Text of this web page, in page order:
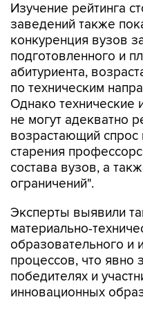
Изучение рейтинга
заведений также
конкуренция вузов
подготовленного и
абитуриента,
по техническим
Однако технические
не могут адекватно
возрастающий
старения
состава вузов, а
ограничений".
Эксперты выявили
материально-
образовательного и
процессов, что явно
победителях и
инновационных